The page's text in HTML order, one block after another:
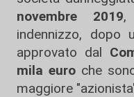
novembre 2019,
indennizzo, dopo
approvato dal
mila euroche
maggiore